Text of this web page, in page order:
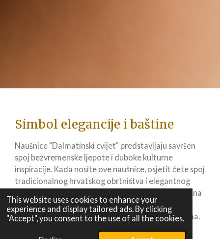
This website uses cookies to enhance your
experience and display tailored ads. By clicking
"Accept", you consent to the use of all the cookies.
Simbol elegancije i baštine
Naušnice "Dalmatinski cvijet" predstavljaju savršen
spoj bezvremenske ljepote i duboke kulturne
inspiracije. Kada nosite ove naušnice, osjetit ćete spoj
tradicionalnog hrvatskog obrtništva i elegantnog
dizajna, stvarajući osjećaj sofisticiranosti i ponosa na
bogatu dalmatinsku baštinu. One nisu samo nakit;
one su izjava stila i duboke povezanosti s korijenima.